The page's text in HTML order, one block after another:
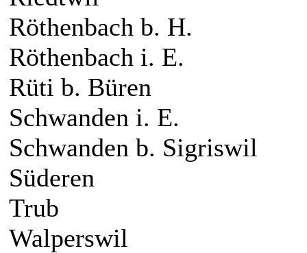
Röthenbach b. H.
Röthenbach i. E.
Rüti b. Büren
Schwanden i. E.
Schwanden b. Sigriswil
Süderen
Trub
Walperswil